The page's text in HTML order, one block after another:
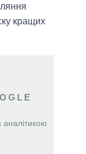
кращих
аналітикою